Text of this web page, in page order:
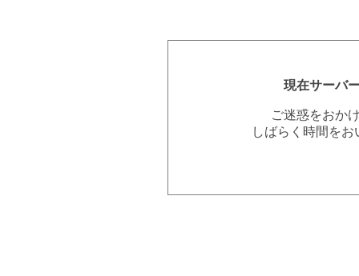
現在サーバ
ご迷惑をおか
しばらく時間を